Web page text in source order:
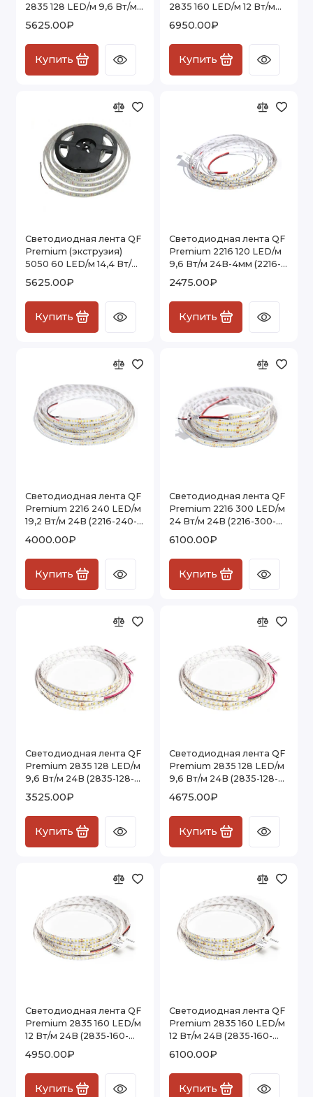
2835 128 LED/м 9,6 Вт/м
, 5м
5625.00₽
Купить
2835 160 LED/м 12 Вт/м
IP67Е , 5м
6950.00₽
Купить
Светодиодная лента QF
Premium (экструзия)
5050 60 LED/м 14,4 Вт/м
IP67Е , 5м
5625.00₽
Купить
Светодиодная лента QF
Premium 2216 120 LED/м
9,6 Вт/м 24В-4мм (2216-
2475.00₽
Купить
Светодиодная лента QF
Premium 2216 240 LED/м
19,2 Вт/м 24В (2216-240-
4000.00₽
Купить
Светодиодная лента QF
Premium 2216 300 LED/м
24 Вт/м 24В (2216-300-
6100.00₽
Купить
Светодиодная лента QF
Premium 2835 128 LED/м
9,6 Вт/м 24В (2835-128-
3525.00₽
Купить
Светодиодная лента QF
Premium 2835 128 LED/м
9,6 Вт/м 24В (2835-128-
4675.00₽
Купить
Светодиодная лента QF
Premium 2835 160 LED/м
12 Вт/м 24В (2835-160-
4950.00₽
Купить
Светодиодная лента QF
Premium 2835 160 LED/м
12 Вт/м 24В (2835-160-
6100.00₽
Купить